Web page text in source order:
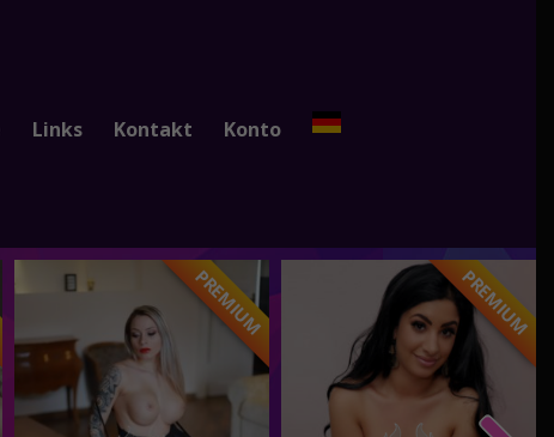
Links Kontakt Konto
PREMIUM PREMIUM